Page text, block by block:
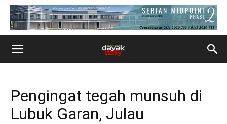
Pengingat tegah munsuh di
Lubuk Garan, Julau